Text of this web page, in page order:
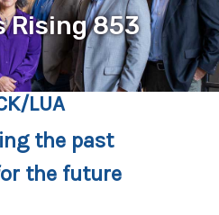
Rising 853
LUA
the past
the future